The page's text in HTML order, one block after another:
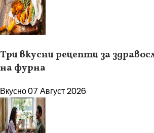
Три вкусни рецепти за
на фурна
Вкусно07 Август 2026